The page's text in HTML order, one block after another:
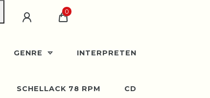
0
GENRE INTERPRETEN
SCHELLACK 78 RPM CD